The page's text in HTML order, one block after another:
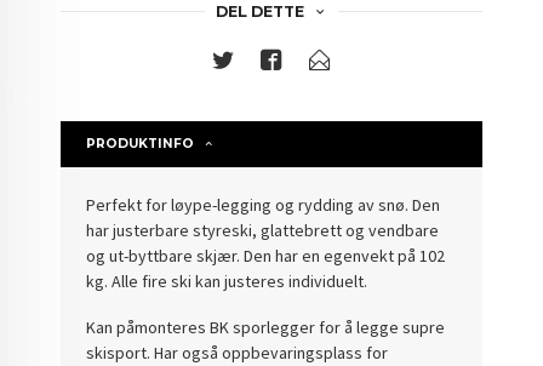
DEL DETTE
PRODUKTINFO
Perfekt for løype-legging og rydding av snø. Den
har justerbare styreski, glattebrett og vendbare
og ut-byttbare skjær. Den har en egenvekt på 102
kg. Alle fire ski kan justeres individuelt.
Kan påmonteres BK sporlegger for å legge supre
skisport. Har også oppbevaringsplass for